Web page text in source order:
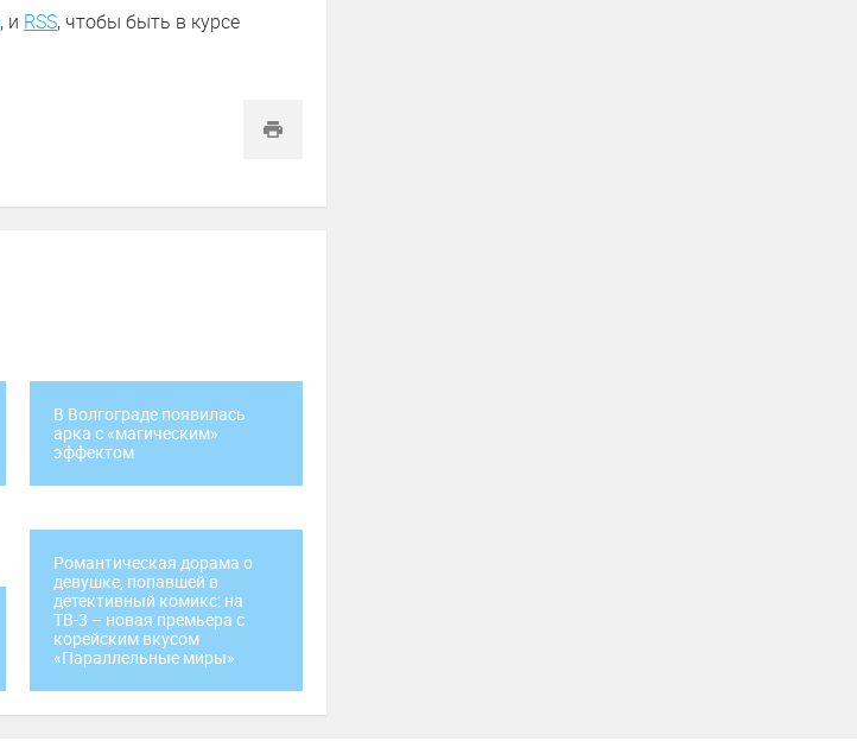
, и RSS, чтобы быть в курсе
В Волгограде появилась
арка с «магическим»
эффектом
Романтическая дорама о
девушке, попавшей в
детективный комикс: на
ТВ-3 – новая премьера с
корейским вкусом
«Параллельные миры»